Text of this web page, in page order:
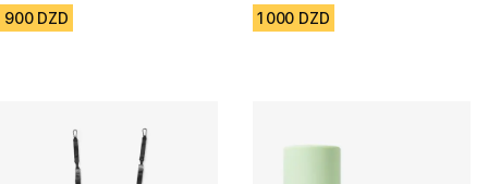
900 DZD 1 000 DZD